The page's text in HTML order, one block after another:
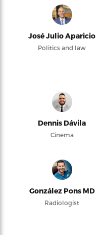
José Julio Aparicio
Politics and law
Dennis Dávila
Cinema
González Pons MD
Radiologist